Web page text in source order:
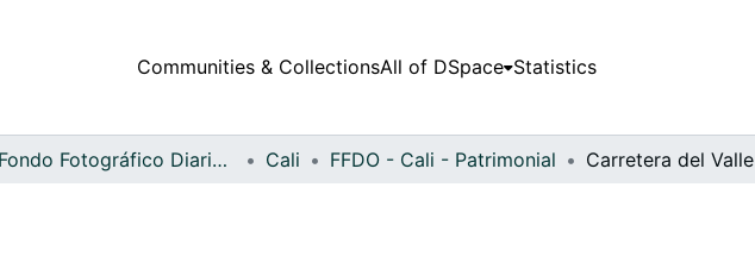
Communities & CollectionsAll of DSpace Statistics
Fondo Fotográfico Diario Occidente Cali FFDO - Cali - Patrimonial Carretera del Valle